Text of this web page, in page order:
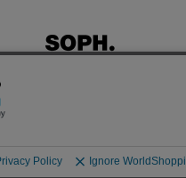
リシー
ービス
ービスを提供するため、
います。 詳しくは
プライバ
OK